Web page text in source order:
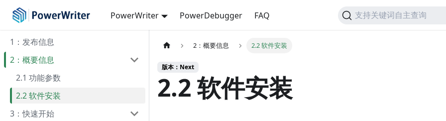
PowerWriter PowerDebugger FAQ 支持关键词自主查询
1：发布信息
2：概要信息
2.1 功能参数
2.2 软件安装
3：快速开始
2：概要信息 2.2 软件安装
版本：Next
2.2 软件安装